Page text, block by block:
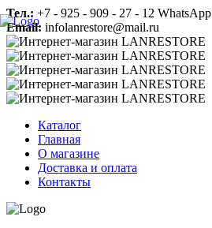
Тел.: +7 - 925 - 909 - 27 - 12 WhatsApp
Email: infolanrestore@mail.ru
Каталог
Главная
О магазине
Доставка и оплата
Контакты